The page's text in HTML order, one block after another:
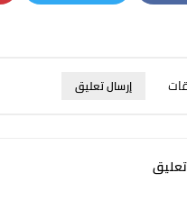
Twitter
إرسال تعليق